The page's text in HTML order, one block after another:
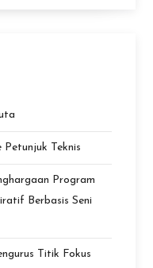
Teknis
Program
Berbasis Seni
Titik Fokus